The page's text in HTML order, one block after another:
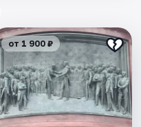
от 1 900 ₽